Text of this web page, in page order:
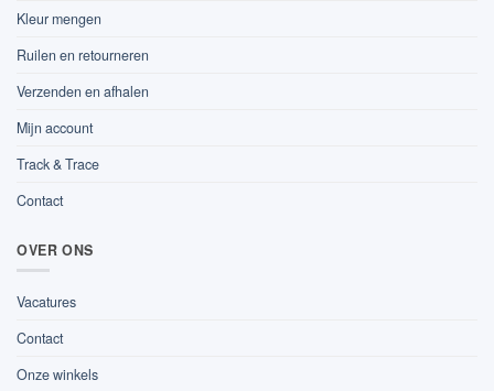
Kleur mengen
Ruilen en retourneren
Verzenden en afhalen
Mijn account
Track & Trace
Contact
OVER ONS
Vacatures
Contact
Onze winkels